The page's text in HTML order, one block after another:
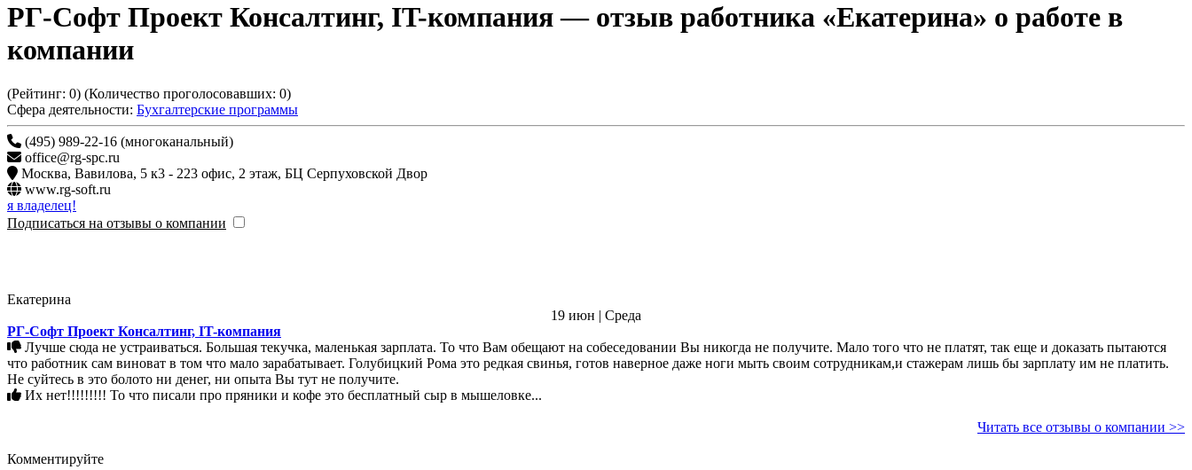
РГ-Софт Проект Консалтинг, IT-компания— отзыв работника «Екатерина» о работе в
компании
(Рейтинг: 0) (Количество проголосовавших: 0)
Сфера деятельности: Бухгалтерские программы
(495) 989-22-16 (многоканальный)
office@rg-spc.ru
Москва,
Вавилова, 5 к3 - 223 офис, 2 этаж, БЦ Серпуховской Двор
www.rg-soft.ru
я владелец!
Подписаться на отзывы о компании
Екатерина
19 июн | Среда
РГ-Софт Проект Консалтинг, IT-компания
что работник сам виноват в том что мало зарабатывает. Голубицкий Рома это редкая свинья, готов наверное даже ноги мыть своим сотрудникам,и стажерам лишь бы зарплату им не платить.
Не суйтесь в это болото ни денег, ни опыта Вы тут не получите.
Их нет!!!!!!!!! То что писали про пряники и кофе это бесплатный сыр в мышеловке...
Читать все отзывы о компании >>
Комментируйте